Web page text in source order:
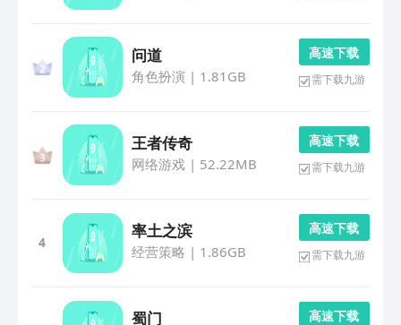
问道
角色扮演 | 1.81GB
高 速 下 载
需下载九游
王者传奇
网络游戏| 52.22MB
高 速 下 载
需下载九游
4
率土之滨
经营策略 | 1.86GB
高 速 下 载
需下载九游
蜀门 高 速 下 载